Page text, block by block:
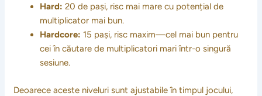
Hard: 20 de pași, risc mai mare cu potențial de
multiplicator mai bun.
Hardcore: 15 pași, risc maxim—cel mai bun pentru
cei în căutare de multiplicatori mari într-o singură
sesiune.
Deoarece aceste niveluri sunt ajustabile în timpul jocului,